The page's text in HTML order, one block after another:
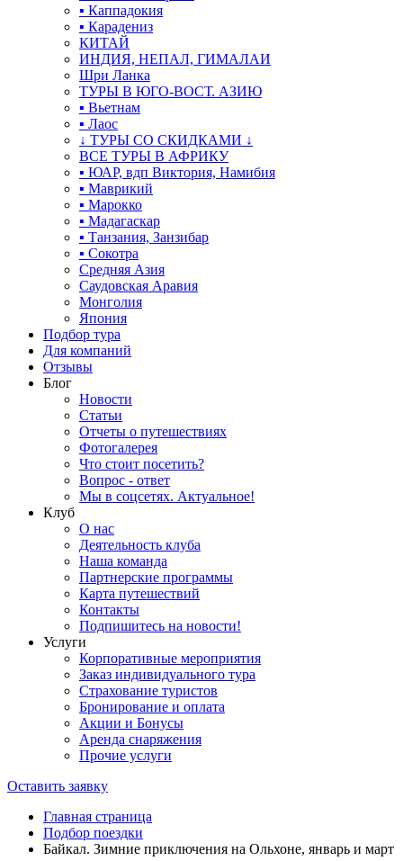
▪ Каппадокия
▪ Карадениз
КИТАЙ
ИНДИЯ, НЕПАЛ, ГИМАЛАИ
Шри Ланка
ТУРЫ В ЮГО-ВОСТ. АЗИЮ
▪ Вьетнам
▪ Лаос
↓ ТУРЫ СО СКИДКАМИ ↓
ВСЕ ТУРЫ В АФРИКУ
▪ ЮАР, вдп Виктория, Намибия
▪ Маврикий
▪ Марокко
▪ Мадагаскар
▪ Танзания, Занзибар
▪ Сокотра
Средняя Азия
Саудовская Аравия
Монголия
Япония
Подбор тура
Для компаний
Отзывы
Блог
Новости
Статьи
Отчеты о путешествиях
Фотогалерея
Что стоит посетить?
Вопрос - ответ
Мы в соцсетях. Актуальное!
Клуб
О нас
Деятельность клуба
Наша команда
Партнерские программы
Карта путешествий
Контакты
Подпишитесь на новости!
Услуги
Корпоративные мероприятия
Заказ индивидуального тура
Страхование туристов
Бронирование и оплата
Акции и Бонусы
Аренда снаряжения
Прочие услуги
Оставить заявку
Главная страница
Подбор поездки
Байкал. Зимние приключения на Ольхоне, январь и март